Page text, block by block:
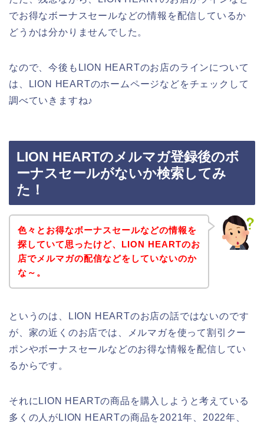
でお得なボーナスセールなどの情報を配信しているか
どうかは分かりませんでした。
なので、今後もLION HEARTのお店のラインについて
は、LION HEARTのホームページなどをチェックして
調べていきますね♪
LION HEARTのメルマガ登録後のボ
ーナスセールがないか検索してみ
た！
色々とお得なボーナスセールなどの情報を
探していて思ったけど、LION HEARTのお
店でメルマガの配信などをしていないのか
な～。
というのは、LION HEARTのお店の話ではないのです
が、家の近くのお店では、メルマガを使って割引クー
ポンやボーナスセールなどのお得な情報を配信してい
るからです。
それにLION HEARTの商品を購入しようと考えている
多くの人がLION HEARTの商品を2021年、2022年、